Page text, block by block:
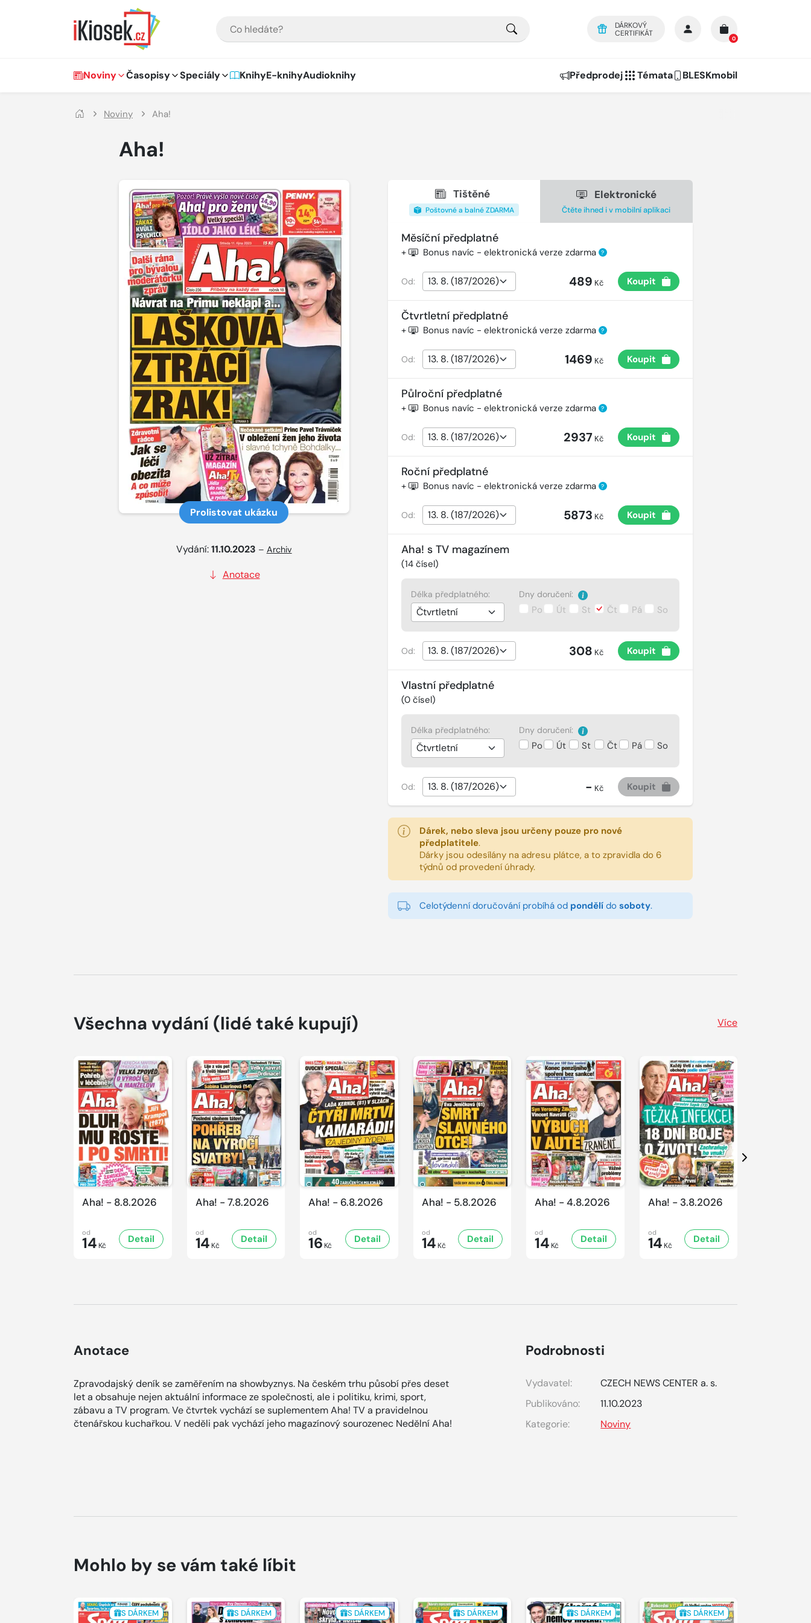
DÁRKOVÝ
CERTIFIKÁT
0
Hlavní navigace
Noviny Časopisy Speciály KnihyE-knihyAudioknihy Předprodej Témata BLESKmobil
Noviny Aha!
Aha!
Prolistovat ukázku
Vydání:11.10.2023 – Archiv
Anotace
Tištěné
Poštovné a balné ZDARMA
Elektronické
Čtěte ihned i v mobilní aplikaci
Měsíční předplatné
+ Bonus navíc - elektronická verze zdarma ?
Od: 489 Kč Koupit
Čtvrtletní předplatné
+ Bonus navíc - elektronická verze zdarma ?
Od: 1469 Kč Koupit
Půlroční předplatné
+ Bonus navíc - elektronická verze zdarma ?
Od: 2937 Kč Koupit
Roční předplatné
+ Bonus navíc - elektronická verze zdarma ?
Od: 5873 Kč Koupit
Aha! s TV magazínem
(14čísel)
Délka předplatného: Dny doručení:
Po Út St Čt Pá So
Od: 308 Kč Koupit
Vlastní předplatné
(0čísel)
Délka předplatného: Dny doručení:
Po Út St Čt Pá So
Od: - Kč Koupit
Dárek, nebo sleva jsou určeny pouze pro nové
předplatitele.
Dárky jsou odesílány na adresu plátce, a to zpravidla do 6
týdnů od provedení úhrady.
Celotýdenní doručování probíhá od pondělído soboty.
Všechna vydání (lidé také kupují) Více
Aha! - 8.8.2026
od
14 Kč
Detail
Aha! - 7.8.2026
od
14 Kč
Detail
Aha! - 6.8.2026
od
16 Kč
Detail
Aha! - 5.8.2026
od
14 Kč
Detail
Aha! - 4.8.2026
od
14 Kč
Detail
Aha! - 3.8.2026
od
14 Kč
Detail
Další
Anotace
Zpravodajský deník se zaměřením na showbyznys. Na českém trhu působí přes deset
let a obsahuje nejen aktuální informace ze společnosti, ale i politiku, krimi, sport,
zábavu a TV program. Ve čtvrtek vychází se suplementem Aha! TV a pravidelnou
čtenářskou kuchařkou. V neděli pak vychází jeho magazínový sourozenec Nedělní Aha!
Podrobnosti
Vydavatel:
CZECH NEWS CENTER a. s.
Publikováno:
11.10.2023
Kategorie:
Noviny
Mohlo by se vám také líbit
S DÁRKEM S DÁRKEM S DÁRKEM S DÁRKEM S DÁRKEM S DÁRKEM